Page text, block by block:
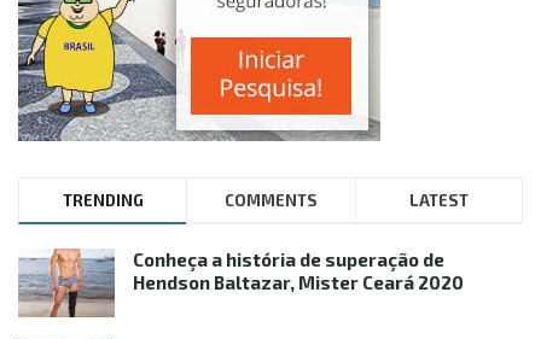
TRENDING COMMENTS LATEST
Conheça a história de superação de
Hendson Baltazar, Mister Ceará 2020